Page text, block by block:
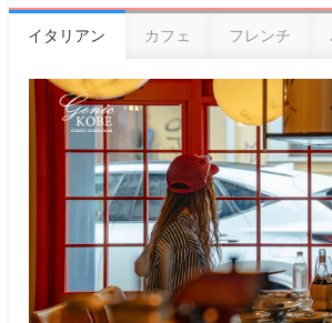
イタリアン カフェ フレンチ